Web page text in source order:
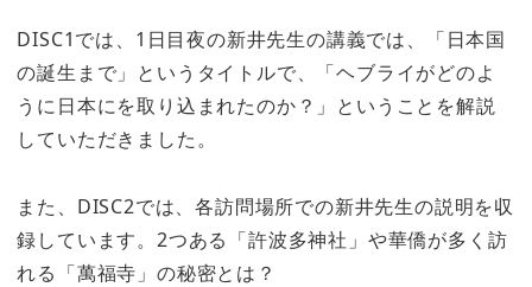
DISC1では、1日目夜の新井先生の講義では、「日本国
の誕生まで」というタイトルで、「ヘブライがどのよ
うに日本にを取り込まれたのか？」ということを解説
していただきました。
また、DISC2では、各訪問場所での新井先生の説明を収
録しています。2つある「許波多神社」や華僑が多く訪
れる「萬福寺」の秘密とは？